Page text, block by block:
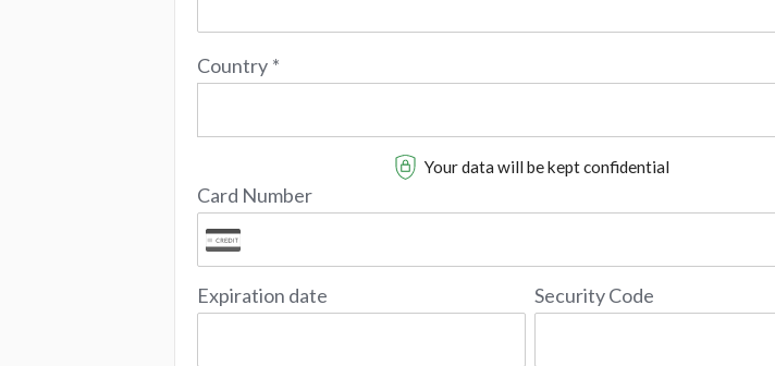
Country *
Your data will be kept confidential
Card Number
Expiration date Security Code